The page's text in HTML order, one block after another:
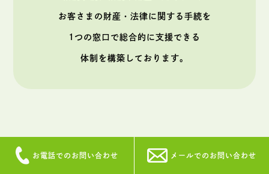
お客さまの財産・法律に関する手続を
1つの窓口で総合的に支援できる
体制を構築しております。
お電話でのお問い合わせ メールでのお問い合わせ